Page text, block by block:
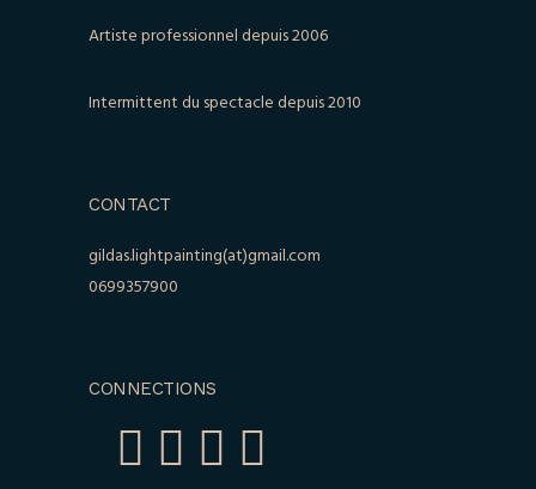
Artiste professionnel depuis 2006
Intermittent du spectacle depuis 2010
CONTACT
gildas.lightpainting(at)gmail.com
0699357900
CONNECTIONS